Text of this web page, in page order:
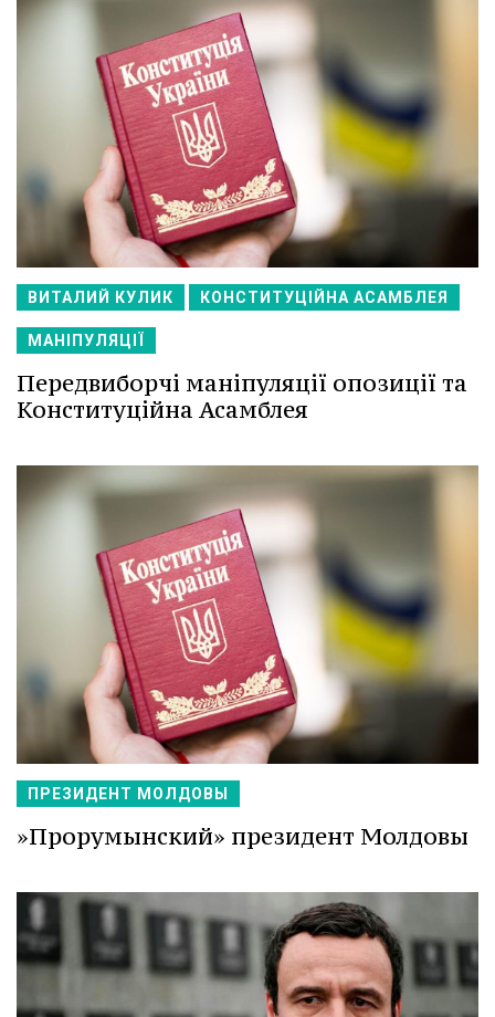
ВИТАЛИЙ КУЛИК КОНСТИТУЦІЙНА АСАМБЛЕЯ
МАНІПУЛЯЦІЇ
Передвиборчі маніпуляції опозиції та
Конституційна Асамблея
ПРЕЗИДЕНТ МОЛДОВЫ
»Прорумынский» президент Молдовы